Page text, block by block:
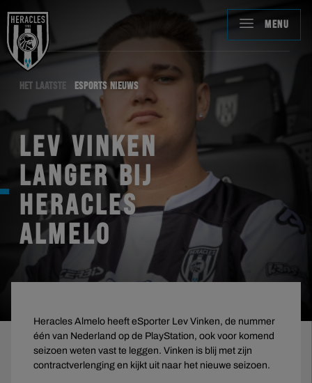
MENU
HET LAATSTE ESPORTS NIEUWS
LEV VINKEN
LANGER BIJ
HERACLES
ALMELO
Heracles Almelo heeft eSporter Lev Vinken, de nummer
één van Nederland op de PlayStation, ook voor komend
seizoen weten vast te leggen. Vinken is blij met zijn
contractverlenging en kijkt uit naar het nieuwe seizoen.